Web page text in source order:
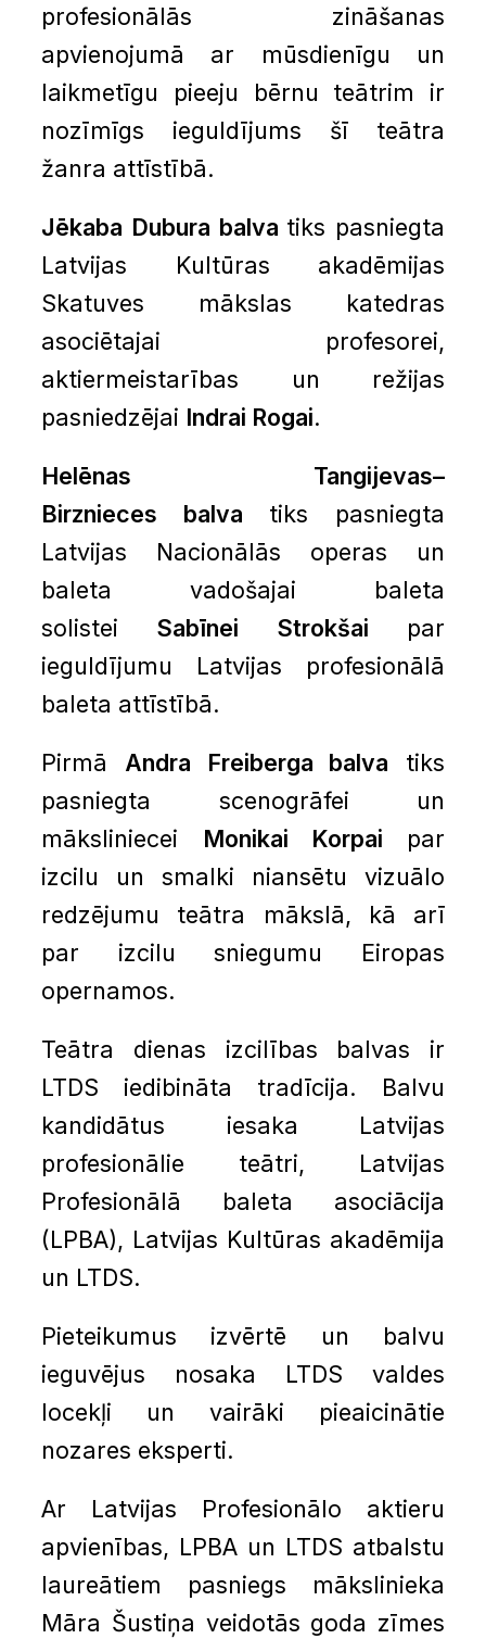
profesionālās zināšanas
apvienojumā ar mūsdienīgu un
laikmetīgu pieeju bērnu teātrim ir
nozīmīgs ieguldījums šī teātra
žanra attīstībā.
Jēkaba Dubura balva tiks pasniegta
Latvijas Kultūras akadēmijas
Skatuves mākslas katedras
asociētajai profesorei,
aktiermeistarības un režijas
pasniedzējai Indrai Rogai.
Helēnas Tangijevas–
Birznieces balva tiks pasniegta
Latvijas Nacionālās operas un
baleta vadošajai baleta
solistei Sabīnei Strokšai par
ieguldījumu Latvijas profesionālā
baleta attīstībā.
Pirmā Andra Freiberga balva tiks
pasniegta scenogrāfei un
māksliniecei Monikai Korpai par
izcilu un smalki niansētu vizuālo
redzējumu teātra mākslā, kā arī
par izcilu sniegumu Eiropas
opernamos.
Teātra dienas izcilības balvas ir
LTDS iedibināta tradīcija. Balvu
kandidātus iesaka Latvijas
profesionālie teātri, Latvijas
Profesionālā baleta asociācija
(LPBA), Latvijas Kultūras akadēmija
un LTDS.
Pieteikumus izvērtē un balvu
ieguvējus nosaka LTDS valdes
locekļi un vairāki pieaicinātie
nozares eksperti.
Ar Latvijas Profesionālo aktieru
apvienības, LPBA un LTDS atbalstu
laureātiem pasniegs mākslinieka
Māra Šustiņa veidotās goda zīmes